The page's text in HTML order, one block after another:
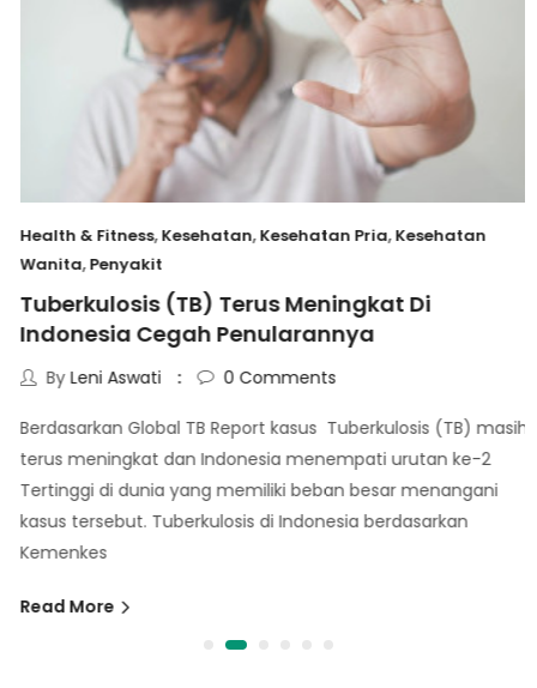
Health & Fitness,Kesehatan,Kesehatan Pria,Kesehatan
Wanita,Penyakit
Tuberkulosis (TB) Terus Meningkat Di
Indonesia Cegah Penularannya
ByLeni Aswati 0Comments
Berdasarkan Global TB Report kasus Tuberkulosis (TB) masih
terus meningkat dan Indonesia menempati urutan ke-2
Tertinggi di dunia yang memiliki beban besar menangani
kasus tersebut. Tuberkulosis di Indonesia berdasarkan
Kemenkes
Read More